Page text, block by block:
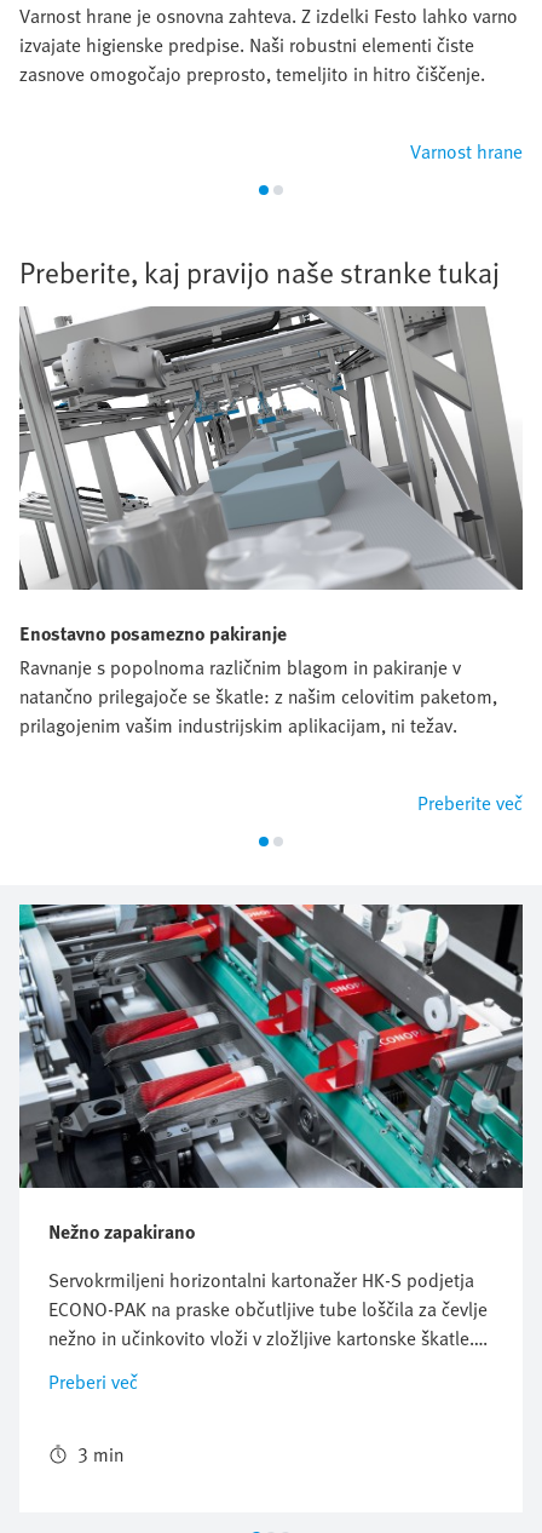
Varnost hrane je osnovna zahteva. Z izdelki Festo lahko varno
izvajate higienske predpise. Naši robustni elementi čiste
zasnove omogočajo preprosto, temeljito in hitro čiščenje.
Varnost hrane
Preberite, kaj pravijo naše stranke tukaj
Enostavno posamezno pakiranje
Ravnanje s popolnoma različnim blagom in pakiranje v
natančno prilegajoče se škatle: z našim celovitim paketom,
prilagojenim vašim industrijskim aplikacijam, ni težav.
Preberite več
Nežno zapakirano
Servokrmiljeni horizontalni kartonažer HK-S podjetja
ECONO-PAK na praske občutljive tube loščila za čevlje
nežno in učinkovito vloži v zložljive kartonske škatle.
Prosto nastavljiv in prilagodljiv sistem z več nosilci
(MCS) podjetja Festo popolnoma sinhronizira
hkrati zagotavlja zanesljivo pakiranje z visoko
Preberi več
3 min